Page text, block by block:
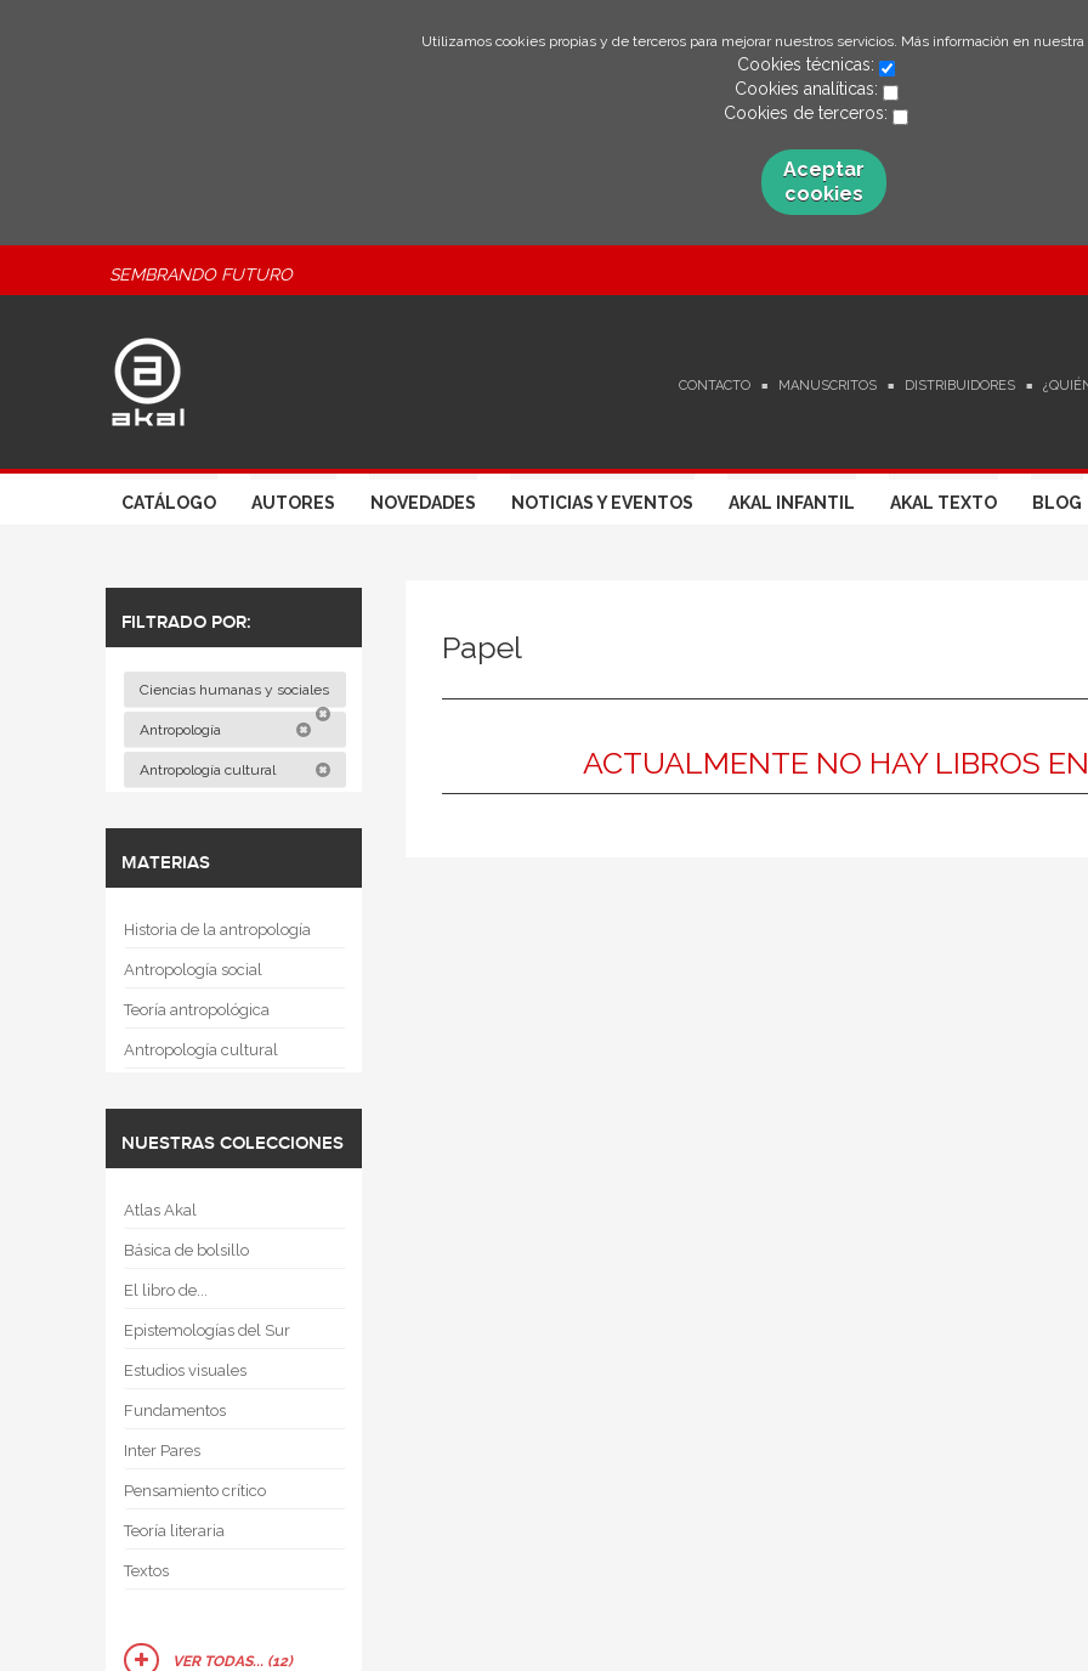
Utilizamos cookies propias y de terceros para mejorar nuestros servicios. Más información en nuestra
Cookies técnicas:
Cookies analíticas:
Cookies de terceros:
Aceptar
cookies
SEMBRANDO FUTURO
CONTACTO MANUSCRITOS DISTRIBUIDORES
CATÁLOGO AUTORES NOVEDADES NOTICIAS Y EVENTOS AKAL INFANTIL AKAL TEXTO BLOG
FILTRADO POR:
Ciencias humanas y sociales
Antropología
Antropología cultural
MATERIAS
Historia de la antropología
Antropología social
Teoría antropológica
Antropología cultural
NUESTRAS COLECCIONES
Atlas Akal
Básica de bolsillo
El libro de...
Epistemologías del Sur
Estudios visuales
Fundamentos
Inter Pares
Pensamiento crítico
Teoría literaria
Textos
VER TODAS... (12)
Papel
ACTUALMENTE NO HAY LIBROS